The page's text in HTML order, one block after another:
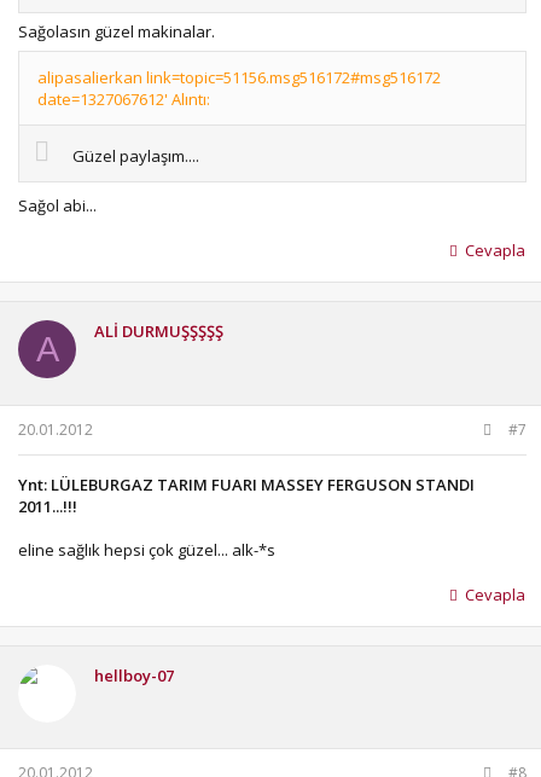
Sağolasın güzel makinalar.
alipasalierkan link=topic=51156.msg516172#msg516172
date=1327067612' Alıntı:
Güzel paylaşım....
Sağol abi...
Cevapla
A ALİ DURMUŞŞŞŞŞ
20.01.2012 #7
Ynt: LÜLEBURGAZ TARIM FUARI MASSEY FERGUSON STANDI
2011...!!!
eline sağlık hepsi çok güzel... alk-*s
Cevapla
hellboy-07
20.01.2012 #8